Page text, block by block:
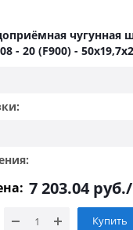
чугунная
- 20 (F900) -
7 203.04руб.
Купить